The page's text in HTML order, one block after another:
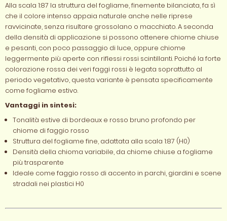
Alla scala 1:87 la struttura del fogliame, finemente bilanciata, fa sì
che il colore intenso appaia naturale anche nelle riprese
ravvicinate, senza risultare grossolano o macchiato. A seconda
della densità di applicazione si possono ottenere chiome chiuse
e pesanti, con poco passaggio di luce, oppure chiome
leggermente più aperte con riflessi rossi scintillanti. Poiché la forte
colorazione rossa dei veri faggi rossi è legata soprattutto al
periodo vegetativo, questa variante è pensata specificamente
come fogliame estivo.
Vantaggi in sintesi:
Tonalità estive di bordeaux e rosso bruno profondo per
chiome di faggio rosso
Struttura del fogliame fine, adattata alla scala 1:87 (H0)
Densità della chioma variabile, da chiome chiuse a fogliame
più trasparente
Ideale come faggio rosso di accento in parchi, giardini e scene
stradali nei plastici H0